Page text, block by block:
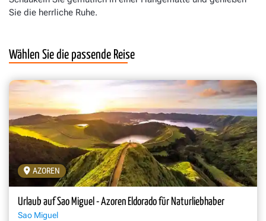
Sie die herrliche Ruhe.
Wählen Sie die passende Reise
AZOREN
Urlaub auf Sao Miguel - Azoren Eldorado für Naturliebhaber
Sao Miguel